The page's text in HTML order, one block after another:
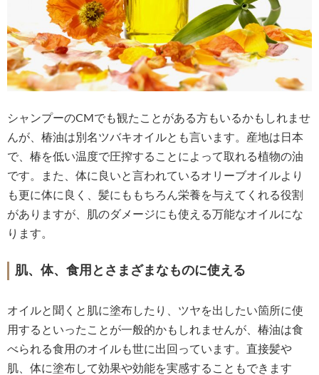
シャンプーのCМでも観たことがある方もいるかもしれませ
んが、椿油は別名ツバキオイルとも言います。産地は日本
で、椿を低い温度で圧搾することによって取れる植物の油
です。また、体に良いと言われているオリーブオイルより
も更に体に良く、髪にももちろん栄養を与えてくれる役割
がありますが、肌のダメージにも使える万能なオイルにな
ります。
肌、体、食用とさまざまなものに使える
オイルと聞くと肌に塗布したり、ツヤを出したい箇所に使
用するといったことが一般的かもしれませんが、椿油は食
べられる食用のオイルも世に出回っています。直接髪や
肌、体に塗布して効果や効能を実感することもできます